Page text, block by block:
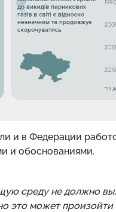
и в Федерации
и обоснованиями.
среду не должно
это может произойти